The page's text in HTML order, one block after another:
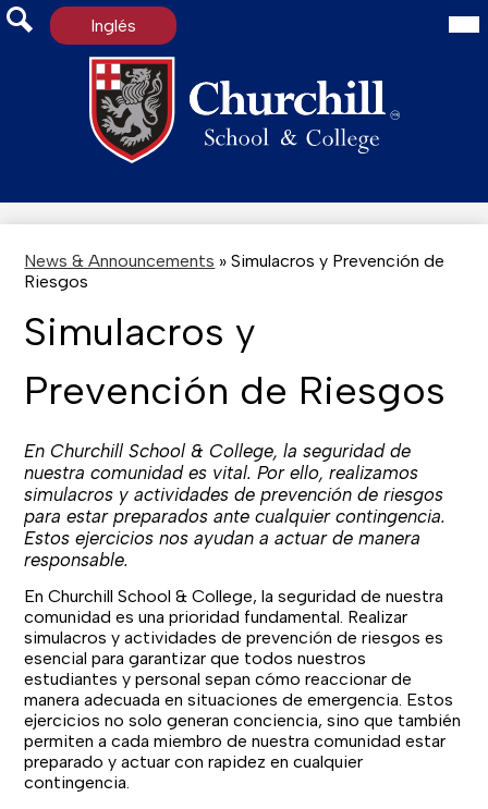
Inglés
News & Announcements » Simulacros y Prevención de
Riesgos
Simulacros y
Prevención de Riesgos
En Churchill School & College, la seguridad de
nuestra comunidad es vital. Por ello, realizamos
simulacros y actividades de prevención de riesgos
para estar preparados ante cualquier contingencia.
Estos ejercicios nos ayudan a actuar de manera
responsable.
En Churchill School & College, la seguridad de nuestra
comunidad es una prioridad fundamental. Realizar
simulacros y actividades de prevención de riesgos es
esencial para garantizar que todos nuestros
estudiantes y personal sepan cómo reaccionar de
manera adecuada en situaciones de emergencia. Estos
ejercicios no solo generan conciencia, sino que también
permiten a cada miembro de nuestra comunidad estar
preparado y actuar con rapidez en cualquier
contingencia.